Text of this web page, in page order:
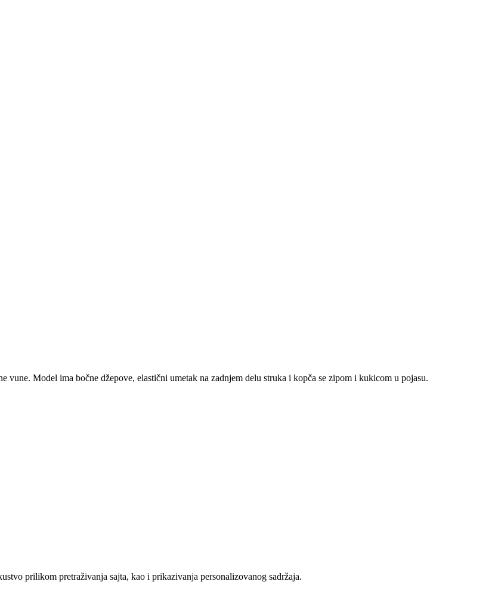
vune. Model ima bočne džepove, elastični umetak na zadnjem delu struka i kopča se zipom i kukicom u pojasu.
prilikom pretraživanja sajta, kao i prikazivanja personalizovanog sadržaja.